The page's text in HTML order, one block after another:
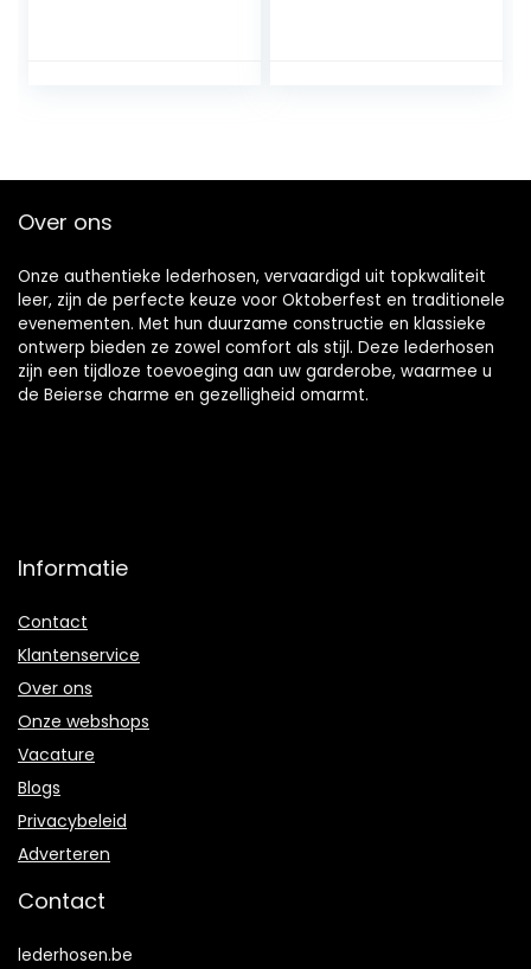
Over ons
Onze authentieke lederhosen, vervaardigd uit topkwaliteit
leer, zijn de perfecte keuze voor Oktoberfest en traditionele
evenementen. Met hun duurzame constructie en klassieke
ontwerp bieden ze zowel comfort als stijl. Deze lederhosen
zijn een tijdloze toevoeging aan uw garderobe, waarmee u
de Beierse charme en gezelligheid omarmt.
Informatie
Contact
Klantenservice
Over ons
Onze webshops
Vacature
Blogs
Privacybeleid
Adverteren
Contact
lederhosen.be